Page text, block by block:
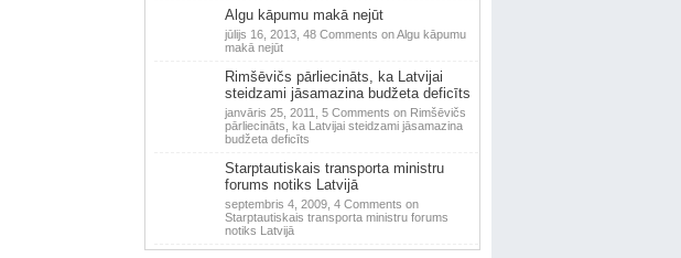
Algu kāpumu makā nejūt
jūlijs 16, 2013, 48 Comments on Algu kāpumu
makā nejūt
Rimšēvičs pārliecināts, ka Latvijai
steidzami jāsamazina budžeta deficīts
janvāris 25, 2011, 5 Comments on Rimšēvičs
pārliecināts, ka Latvijai steidzami jāsamazina
budžeta deficīts
Starptautiskais transporta ministru
forums notiks Latvijā
septembris 4, 2009, 4 Comments on
Starptautiskais transporta ministru forums
notiks Latvijā